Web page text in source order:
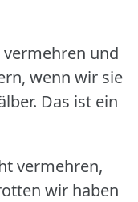
und
wenn wir sie
Das ist ein
vermehren,
wir haben